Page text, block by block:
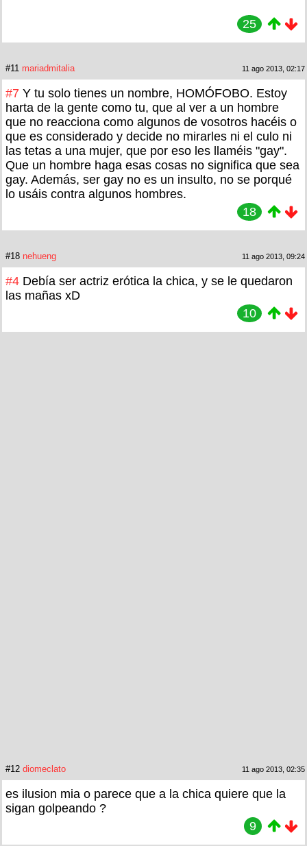
25
#11 mariadmitalia 11 ago 2013, 02:17
#7 Y tu solo tienes un nombre, HOMÓFOBO. Estoy
harta de la gente como tu, que al ver a un hombre
que no reacciona como algunos de vosotros hacéis o
que es considerado y decide no mirarles ni el culo ni
las tetas a una mujer, que por eso les llaméis "gay".
Que un hombre haga esas cosas no significa que sea
gay. Además, ser gay no es un insulto, no se porqué
lo usáis contra algunos hombres.
18
#18 nehueng 11 ago 2013, 09:24
#4 Debía ser actriz erótica la chica, y se le quedaron
las mañas xD
10
#12 diomeclato 11 ago 2013, 02:35
es ilusion mia o parece que a la chica quiere que la
sigan golpeando ?
9